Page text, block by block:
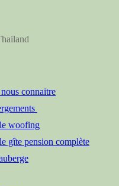
connaitre
woofing
gîte pension complète